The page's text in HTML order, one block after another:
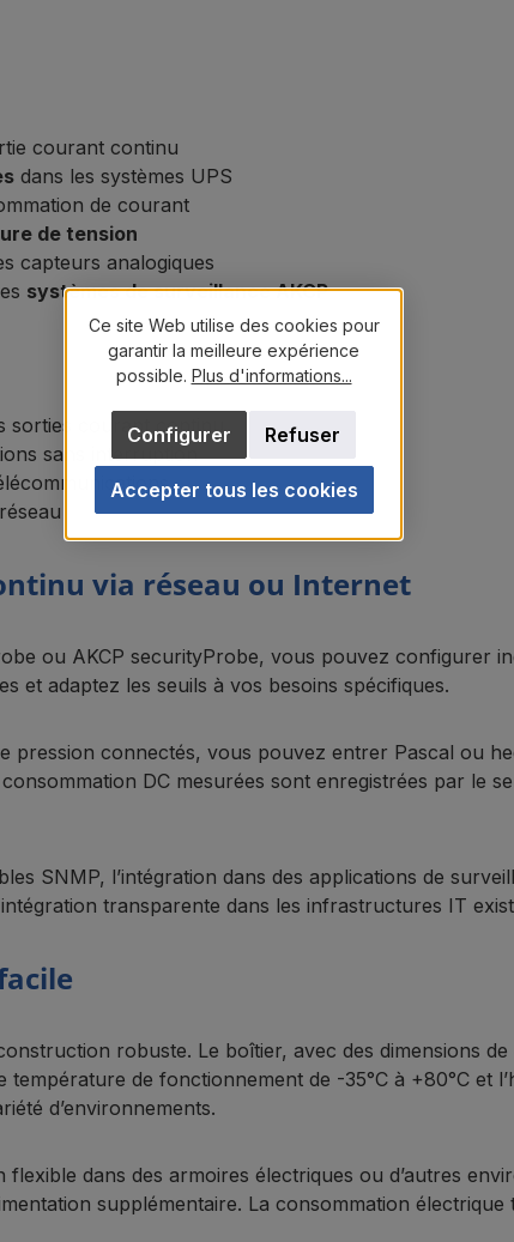
courant continu
dans les systèmes UPS
de courant
de tension
capteurs analogiques
systèmes de surveillance AKCP
sorties courant continu
sans interruption
via réseau ou Internet
ou AKCP securityProbe, vous pouvez configurer
et adaptez les seuils à vos besoins spécifiques.
pression connectés, vous pouvez entrer Pascal ou
DC mesurées sont enregistrées par le
SNMP, l’intégration dans des applications de
transparente dans les infrastructures IT
robuste. Le boîtier, avec des dimensions
de fonctionnement de -35°C à +80°C et
d’environnements.
dans des armoires électriques ou d’autres
supplémentaire. La consommation électrique
Ce site Web utilise des cookies pour
garantir la meilleure expérience
possible. Plus d'informations...
Refuser
Configurer
Accepter tous les cookies